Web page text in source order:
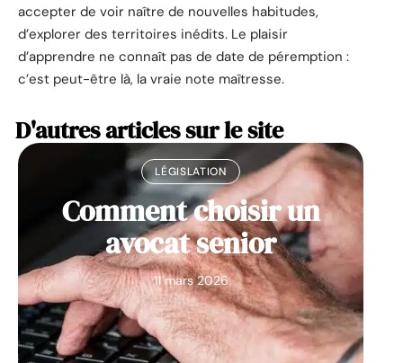
accepter de voir naître de nouvelles habitudes,
d’explorer des territoires inédits. Le plaisir
d’apprendre ne connaît pas de date de péremption :
c’est peut-être là, la vraie note maîtresse.
D'autres articles sur le site
LÉGISLATION
Comment choisir un
avocat senior
11 mars 2026